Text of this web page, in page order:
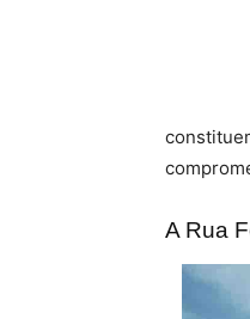
A Rua